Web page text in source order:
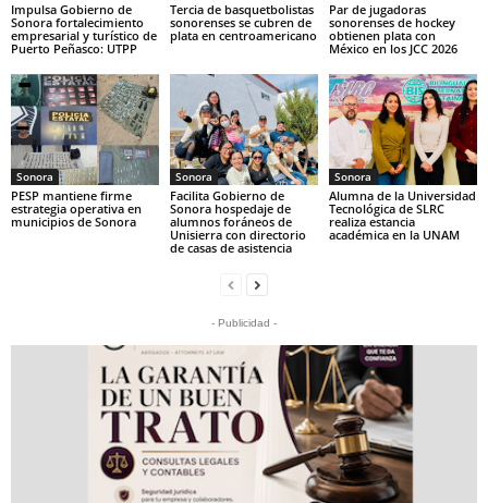
Impulsa Gobierno de
Sonora fortalecimiento
empresarial y turístico de
Puerto Peñasco: UTPP
Tercia de basquetbolistas
sonorenses se cubren de
plata en centroamericano
Par de jugadoras
sonorenses de hockey
obtienen plata con
México en los JCC 2026
Sonora
PESP mantiene firme
estrategia operativa en
municipios de Sonora
Sonora
Facilita Gobierno de
Sonora hospedaje de
alumnos foráneos de
Unisierra con directorio
de casas de asistencia
Sonora
Alumna de la Universidad
Tecnológica de SLRC
realiza estancia
académica en la UNAM
- Publicidad -